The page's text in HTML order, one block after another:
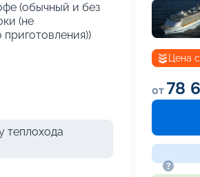
(обычный и без
(не
теплохода
Цена
от78